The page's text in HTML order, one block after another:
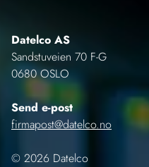
Datelco AS
Sandstuveien 70 F-G
0680 OSLO
Send e-post
firmapost@datelco.no
© 2026 Datelco